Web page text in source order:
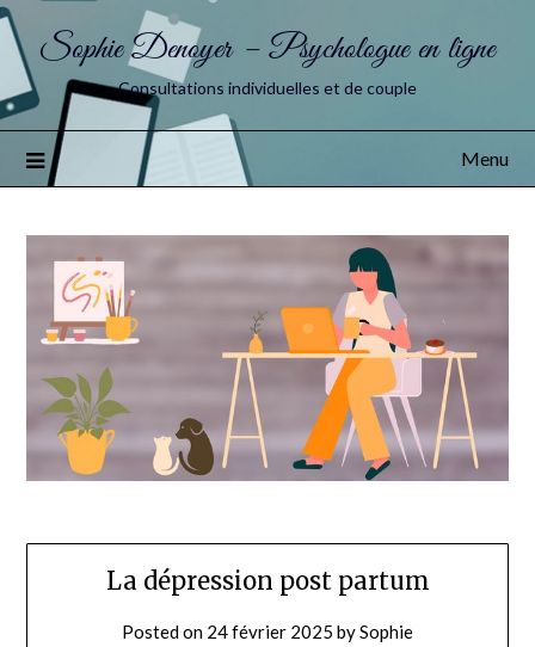
Sophie Denoyer – Psychologue en ligne
Consultations individuelles et de couple
Menu
La dépression post partum
Posted on 24 février 2025 bySophie